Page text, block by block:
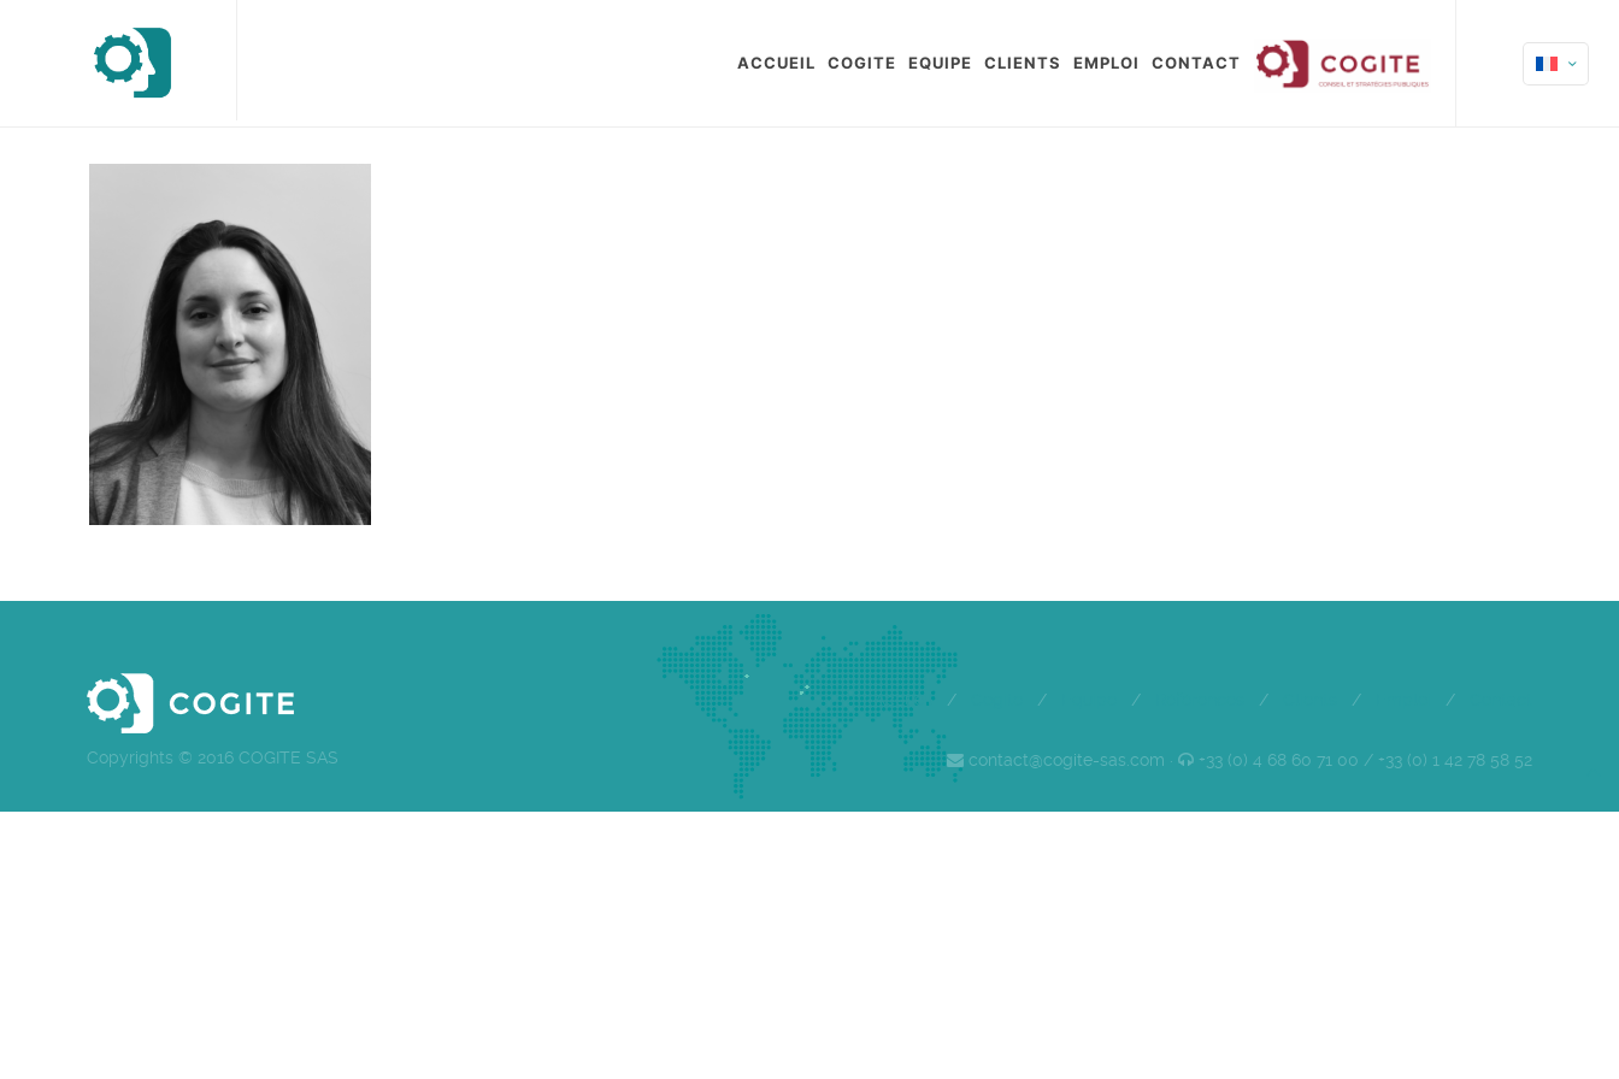
ACCUEIL COGITE EQUIPE CLIENTS EMPLOI CONTACT
Copyrights © 2016 COGITE SAS
Accueil / / / / / /
contact@cogite-sas.com · +33 (0) 4 68 60 71 00 / +33 (0) 1 42 78 58 52